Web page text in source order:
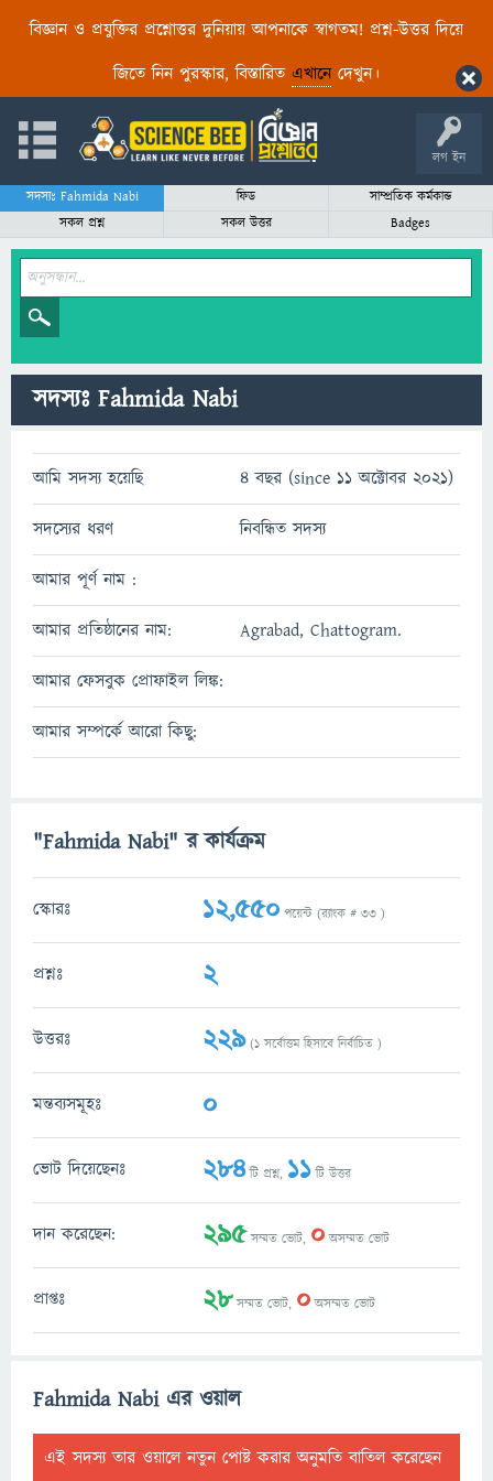
বিজ্ঞান ও প্রযুক্তির প্রশ্নোত্তর দুনিয়ায় আপনাকে স্বাগতম! প্রশ্ন-উত্তর দিয়ে
জিতে নিন পুরস্কার, বিস্তারিত এখানেদেখুন।
লগ ইন
সদস্যঃ Fahmida Nabi ফিড
সাম্প্রতিক কর্মকান্ড
সকল প্রশ্ন
সকল উত্তর Badges
সদস্যঃ Fahmida Nabi
আমি সদস্য হয়েছি 4 বছর (since 11 অক্টোবর 2021)
সদস্যের ধরণ নিবন্ধিত সদস্য
আমার পূর্ণ নাম :
আমার প্রতিষ্ঠানের নাম: Agrabad, Chattogram.
আমার ফেসবুক প্রোফাইল লিঙ্ক:
আমার সম্পর্কে আরো কিছু:
"Fahmida Nabi" র কার্যক্রম
স্কোরঃ 12,550 পয়েন্ট (র‌্যাংক # 33 )
প্রশ্নঃ 2
উত্তরঃ 229(1সর্বোত্তম হিসাবে নির্বাচিত )
মন্তব্যসমূহঃ 0
ভোট দিয়েছেনঃ 284টি প্রশ্ন, 11টি উত্তর
দান করেছেন: 295সম্মত ভোট, 0অসম্মত ভোট
প্রাপ্তঃ 28সম্মত ভোট, 0অসম্মত ভোট
Fahmida Nabi এর ওয়াল
এই সদস্য তার ওয়ালে নতুন পোষ্ট করার অনুমতি বাতিল করেছেন